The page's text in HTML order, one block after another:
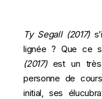
Ty Segall (2017)
lignée ? Que ce
(2017) est un
personne de
initial, ses